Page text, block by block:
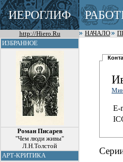
ИЕРОГЛИФ
http://Hiero.Ru НАЧАЛО
ИЗБРАННОЕ
Роман Писарев
"Чем люди живы"
Л.Н.Толстой
АРТ-КРИТИКА
E-
IC